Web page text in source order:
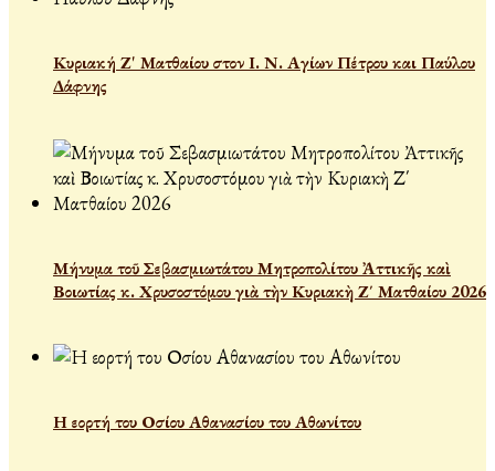
Κυριακή Ζ' Ματθαίου στον Ι. Ν. Αγίων Πέτρου και Παύλου
Δάφνης
Μήνυμα τοῦ Σεβασμιωτάτου Μητροπολίτου Ἀττικῆς καὶ
Βοιωτίας κ. Χρυσοστόμου γιὰ τὴν Κυριακὴ Ζ΄ Ματθαίου 2026
Η εορτή του Οσίου Αθανασίου του Αθωνίτου